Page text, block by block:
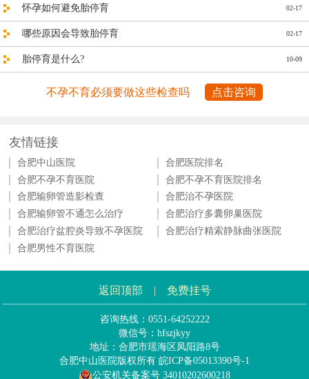
02-17
怀孕如何避免胎停育
02-17
哪些原因会导致胎停育
10-09
胎停育是什么?
不孕不育必须要做这些检查吗 点击咨询
友情链接
合肥中山医院
合肥医院排名
合肥不孕不育医院
合肥不孕不育医院排名
合肥输卵管造影检查
合肥治不孕医院
合肥输卵管不通怎么治疗
合肥治疗多囊卵巢医院
合肥治疗盆腔炎导致不孕医院
合肥治疗精索静脉曲张医院
合肥男性不育医院
返回顶部 | 免费挂号
咨询热线：0551-64252222
微信号：hfszjkyy
地址：合肥市瑶海区凤阳路8号
合肥中山医院版权所有 皖ICP备05013390号-1
公安机关备案号 34010202600218